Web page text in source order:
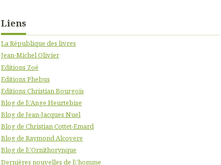
Liens
La République des livres
Jean-Michel Olivier
Editions Zoé
Editions Phebus
Editions Christian Bourgois
Blog de l\'Ange Heurtebise
Blog de Jean-Jacques Nuel
Blog de Christian Cottet-Emard
Blog de Raymond Alcovere
Blog de l\'Ornithorynque
Dernières nouvelles de l\'homme